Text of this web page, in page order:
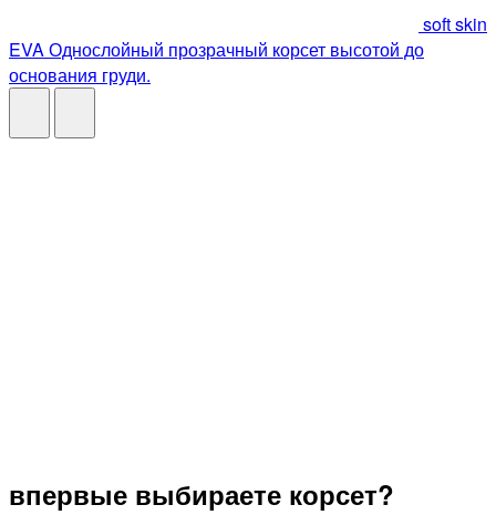
soft skin
EVA Однослойный прозрачный корсет высотой до
основания груди.
впервые выбираете корсет?